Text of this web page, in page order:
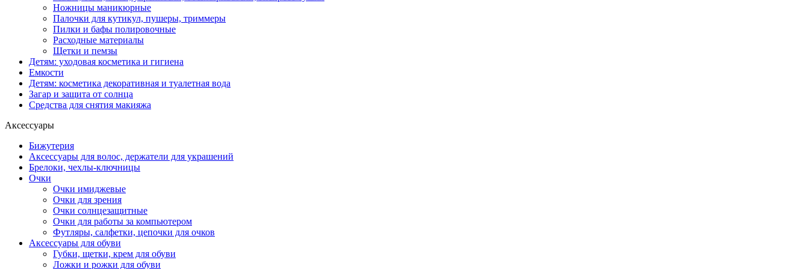
Ножницы маникюрные
Палочки для кутикул, пушеры, триммеры
Пилки и бафы полировочные
Расходные материалы
Щетки и пемзы
Детям: уходовая косметика и гигиена
Емкости
Детям: косметика декоративная и туалетная вода
Загар и защита от солнца
Средства для снятия макияжа
Аксессуары
Бижутерия
Аксессуары для волос, держатели для украшений
Брелоки, чехлы-ключницы
Очки
Очки имиджевые
Очки для зрения
Очки солнцезащитные
Очки для работы за компьютером
Футляры, салфетки, цепочки для очков
Аксессуары для обуви
Губки, щетки, крем для обуви
Ложки и рожки для обуви